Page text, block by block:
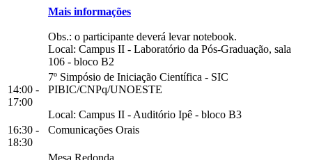
Mais informações
Obs.: o participante deverá levar notebook.
Local: Campus II - Laboratório da Pós-Graduação, sala
106 - bloco B2
14:00 -
17:00
7º Simpósio de Iniciação Científica - SIC
PIBIC/CNPq/UNOESTE
Local: Campus II - Auditório Ipê - bloco B3
16:30 -
18:30
Comunicações Orais
Mesa Redonda